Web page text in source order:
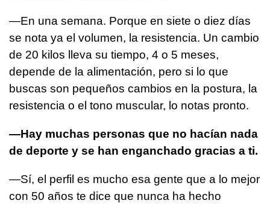
—En una semana. Porque en siete o diez días
se nota ya el volumen, la resistencia. Un cambio
de 20 kilos lleva su tiempo, 4 o 5 meses,
depende de la alimentación, pero si lo que
buscas son pequeños cambios en la postura, la
resistencia o el tono muscular, lo notas pronto.
—Hay muchas personas que no hacían nada
de deporte y se han enganchado gracias a ti.
—Sí, el perfil es mucho esa gente que a lo mejor
con 50 años te dice que nunca ha hecho